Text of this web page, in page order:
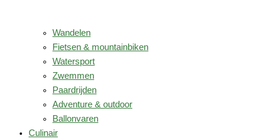
Wandelen
Fietsen & mountainbiken
Watersport
Zwemmen
Paardrijden
Adventure & outdoor
Ballonvaren
Culinair